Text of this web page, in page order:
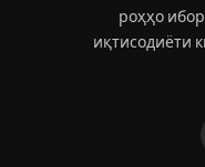
роҳҳо
иқтисодиёти